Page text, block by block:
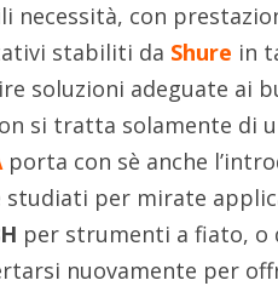
necessità, con
stabiliti da Shure in
soluzioni adeguate ai
si tratta solamente di
porta con sè anche
per mirate
per strumenti a fiato, o
nuovamente per